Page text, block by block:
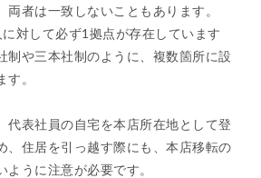
両者は一致しないこともあります。
に対して必ず1拠点が存在しています
制や三本社制のように、複数箇所に設
。
代表社員の自宅を本店所在地として登
、住居を引っ越す際にも、本店移転の
うに注意が必要です。